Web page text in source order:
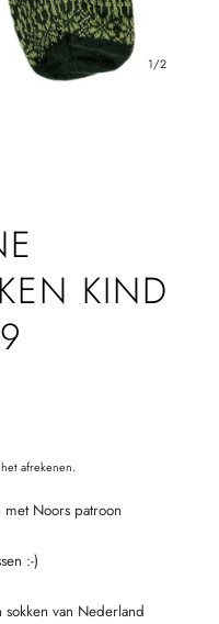
1/2
KIND
afrekenen.
Noors patroon
:-)
van Nederland